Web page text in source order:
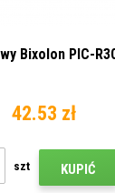
Bixolon PIC-
42.53 zł
szt KUPIĆ